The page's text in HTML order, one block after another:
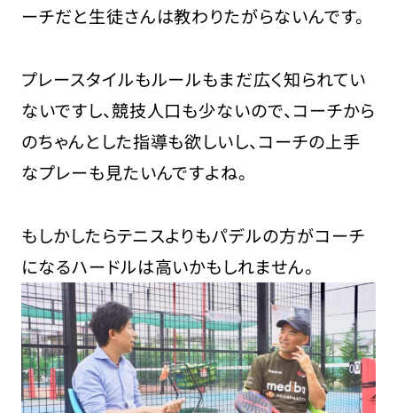
ーチだと生徒さんは教わりたがらないんです。
プレースタイルもルールもまだ広く知られてい
ないですし、競技人口も少ないので、コーチから
のちゃんとした指導も欲しいし、コーチの上手
なプレーも見たいんですよね。
もしかしたらテニスよりもパデルの方がコーチ
になるハードルは高いかもしれません。